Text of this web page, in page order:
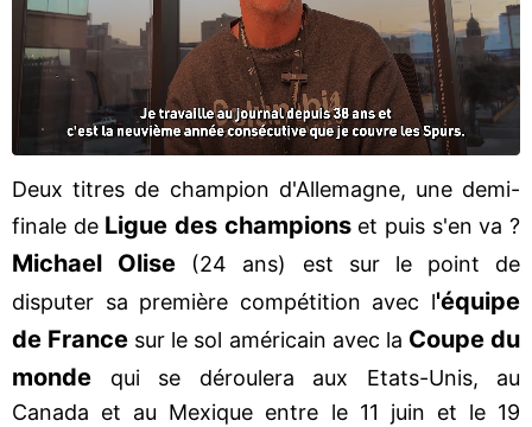
Deux titres de champion d'Allemagne, une demi-
finale de Ligue des champions et puis s'en va ?
Michael Olise
(24 ans) est sur le point de
disputer sa première compétition avec l'équipe
de France sur le sol américain avec la Coupe du
monde
qui se déroulera aux Etats-Unis, au
Canada et au Mexique entre le 11 juin et le 19